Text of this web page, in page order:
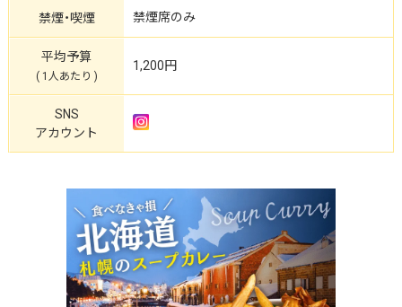
禁煙・喫煙 禁煙席のみ
平均予算
( 1人あたり )
1,200円
SNS
アカウント